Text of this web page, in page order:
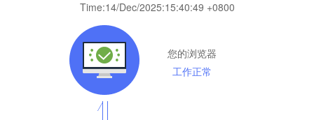
Time:14/Dec/2025:15:40:49 +0800
您的浏览器
工作正常